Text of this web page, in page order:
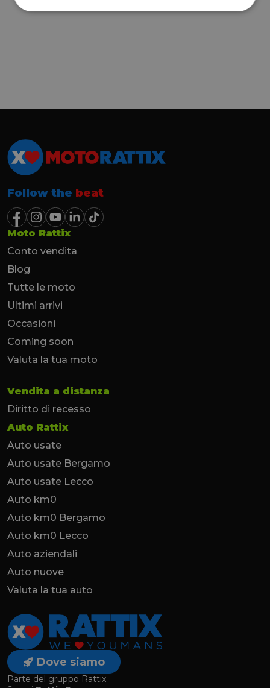
Follow the beat
Moto Rattix
Conto vendita
Blog
Tutte le moto
Ultimi arrivi
Occasioni
Coming soon
Valuta la tua moto
Vendita a distanza
Diritto di recesso
Auto Rattix
Auto usate
Auto usate Bergamo
Auto usate Lecco
Auto km0
Auto km0 Bergamo
Auto km0 Lecco
Auto aziendali
Auto nuove
Valuta la tua auto
Dove siamo
Parte del gruppo Rattix